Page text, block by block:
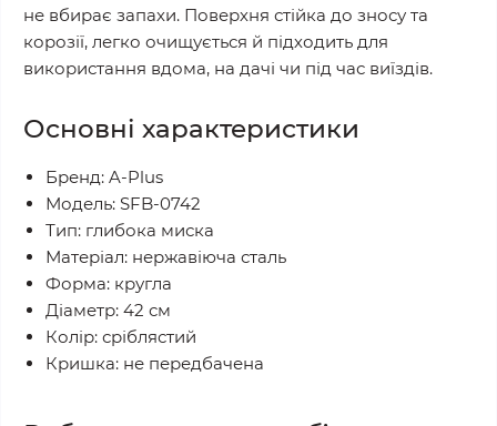
не вбирає запахи. Поверхня стійка до зносу та
корозії, легко очищується й підходить для
використання вдома, на дачі чи під час виїздів.
Основні характеристики
Бренд: A-Plus
Модель: SFB-0742
Тип: глибока миска
Матеріал: нержавіюча сталь
Форма: кругла
Діаметр: 42 см
Колір: сріблястий
Кришка: не передбачена